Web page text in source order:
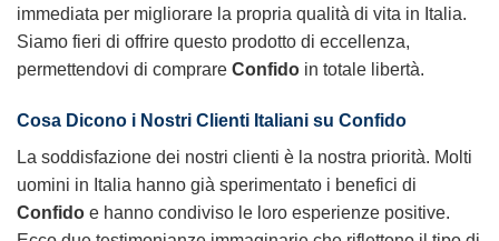
immediata per migliorare la propria qualità di vita in Italia.
Siamo fieri di offrire questo prodotto di eccellenza,
permettendovi di comprare Confido in totale libertà.
Cosa Dicono i Nostri Clienti Italiani su Confido
La soddisfazione dei nostri clienti è la nostra priorità. Molti
uomini in Italia hanno già sperimentato i benefici di
Confido e hanno condiviso le loro esperienze positive.